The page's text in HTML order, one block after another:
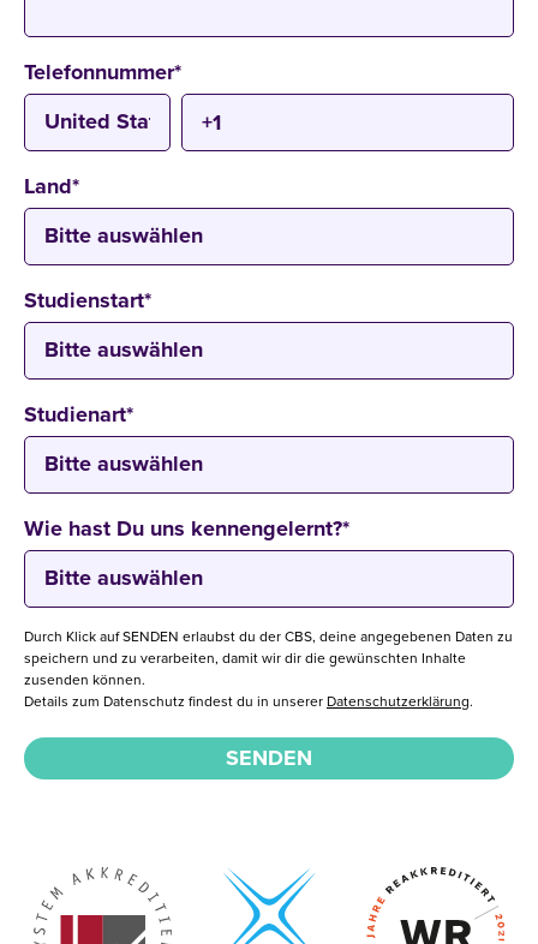
Telefonnummer*
Land*
Studienstart*
Studienart*
Wie hast Du uns kennengelernt?*
Durch Klick auf SENDEN erlaubst du der CBS, deine angegebenen Daten zu
speichern und zu verarbeiten, damit wir dir die gewünschten Inhalte
zusenden können.
Details zum Datenschutz findest du in unserer Datenschutzerklärung.